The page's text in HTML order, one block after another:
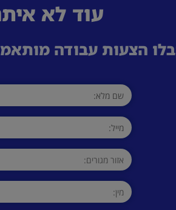
עוד לא
הצעות עבודה